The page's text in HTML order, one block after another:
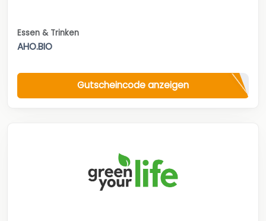
Essen & Trinken
AHO.BIO
Gutscheincode anzeigen